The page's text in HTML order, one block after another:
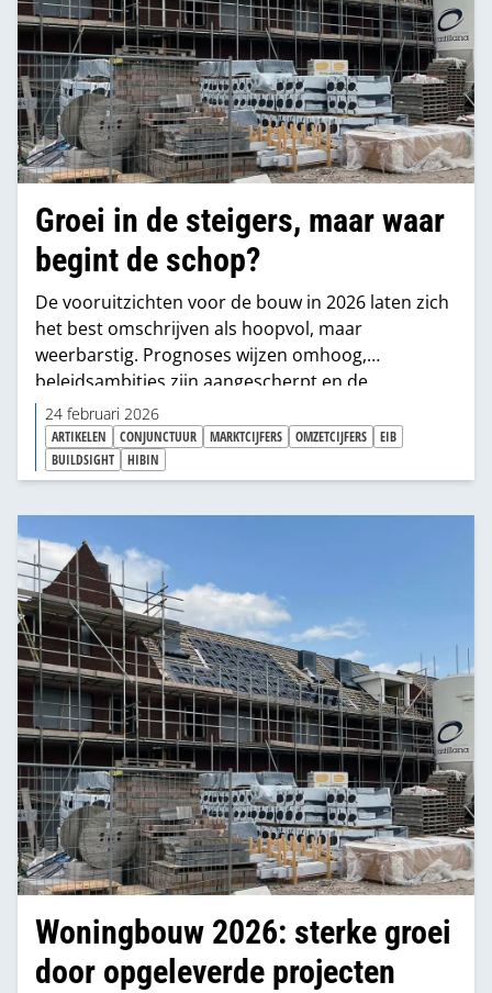
Groei in de steigers, maar waar
begint de schop?
De vooruitzichten voor de bouw in 2026 laten zich
het best omschrijven als hoopvol, maar
weerbarstig. Prognoses wijzen omhoog,
beleidsambities zijn aangescherpt en de
woningbouwproductie lijkt zich eindelijk te
herstellen. Tegelijkertijd groeit het besef dat
versnelling niet alleen een kwestie is van regels
schrappen en processen stroomlijnen.
24 februari 2026
ARTIKELEN CONJUNCTUUR MARKTCIJFERS OMZETCIJFERS
EIB
BUILDSIGHT
HIBIN
Woningbouw 2026: sterke groei
door opgeleverde projecten